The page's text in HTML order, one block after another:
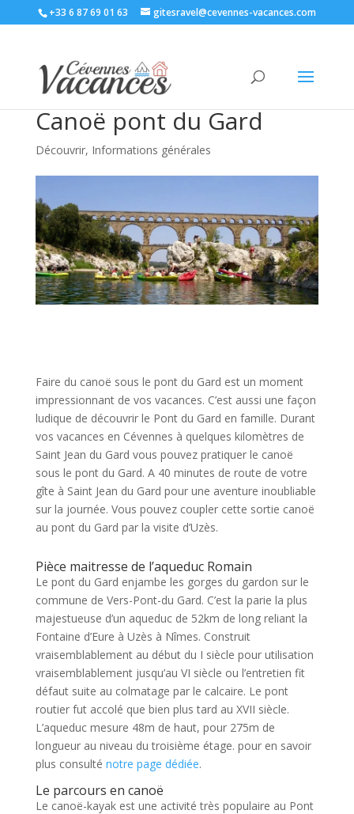
+33 6 87 69 01 63 gitesravel@cevennes-vacances.com
Canoë pont du Gard
Découvrir, Informations générales
Faire du canoë sous le pont du Gard est un moment
impressionnant de vos vacances. C’est aussi une façon
ludique de découvrir le Pont du Gard en famille. Durant
vos vacances en Cévennes à quelques kilomètres de
Saint Jean du Gard vous pouvez pratiquer le canoë
sous le pont du Gard. A 40 minutes de route de votre
gîte à Saint Jean du Gard pour une aventure inoubliable
sur la journée. Vous pouvez coupler cette sortie canoë
au pont du Gard par la visite d’Uzès.
Pièce maitresse de l’aqueduc Romain
Le pont du Gard enjambe les gorges du gardon sur le
commune de Vers-Pont-du Gard. C’est la parie la plus
majestueuse d’un aqueduc de 52km de long reliant la
Fontaine d’Eure à Uzès à Nîmes. Construit
vraisemblablement au début du I siècle pour utilisation
vraisemblablement jusqu’au VI siècle ou l’entretien fit
défaut suite au colmatage par le calcaire. Le pont
routier fut accolé que bien plus tard au XVII siècle.
L’aqueduc mesure 48m de haut, pour 275m de
longueur au niveau du troisième étage. pour en savoir
plus consulté notre page dédiée.
Le parcours en canoë
Le canoë-kayak est une activité très populaire au Pont